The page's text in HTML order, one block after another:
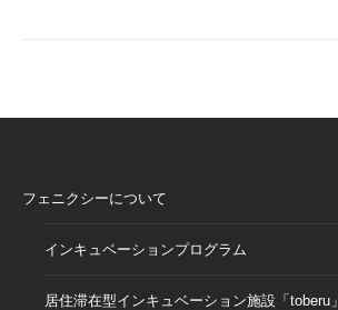
フェニクシーについて
インキュベーションプログラム
居住滞在型インキュベーション施設「toberu」